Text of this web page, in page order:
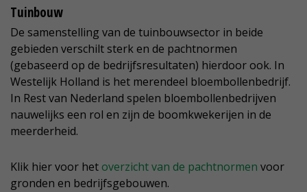
Tuinbouw
De samenstelling van de tuinbouwsector in beide
gebieden verschilt sterk en de pachtnormen
(gebaseerd op de bedrijfsresultaten) hierdoor ook. In
Westelijk Holland is het merendeel bloembollenbedrijf.
In Rest van Nederland spelen bloembollenbedrijven
nauwelijks een rol en zijn de boomkwekerijen in de
meerderheid.
Klik hier voor hetoverzicht van de pachtnormen voor
gronden en bedrijfsgebouwen.